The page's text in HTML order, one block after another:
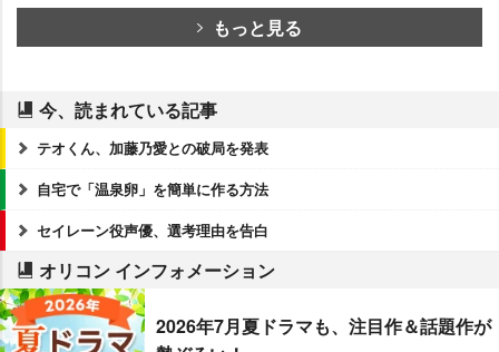
もっと見る
今、読まれている記事
テオくん、加藤乃愛との破局を発表
自宅で「温泉卵」を簡単に作る方法
セイレーン役声優、選考理由を告白
オリコン インフォメーション
2026年7月夏ドラマも、注目作＆話題作が